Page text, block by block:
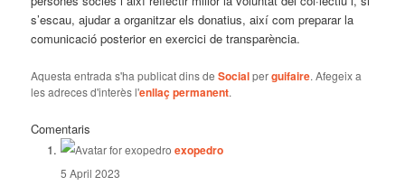
s’escau, ajudar a organitzar els donatius, així com preparar la
comunicació posterior en exercici de transparència.
Aquesta entrada s'ha publicat dins deSocialperguifaire. Afegeix a
les adreces d'interès l'enllaç permanent.
Comentaris
exopedrosays:
5 April 2023